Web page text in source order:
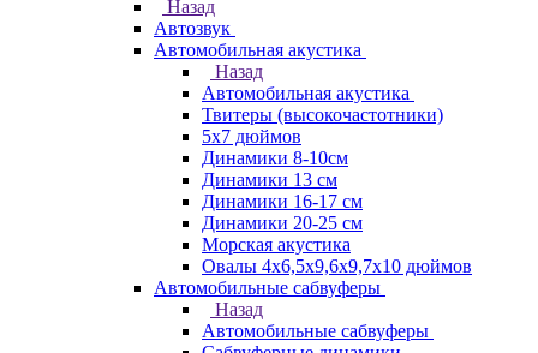
Назад
Автозвук
Автомобильная акустика
Назад
Автомобильная акустика
Твитеры (высокочастотники)
5x7 дюймов
Динамики 8-10см
Динамики 13 см
Динамики 16-17 см
Динамики 20-25 см
Морская акустика
Овалы 4х6,5х9,6x9,7х10 дюймов
Автомобильные сабвуферы
Назад
Автомобильные сабвуферы